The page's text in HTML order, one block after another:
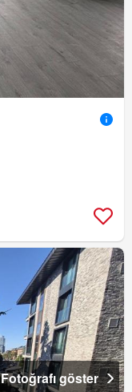
Fotoğrafı göster